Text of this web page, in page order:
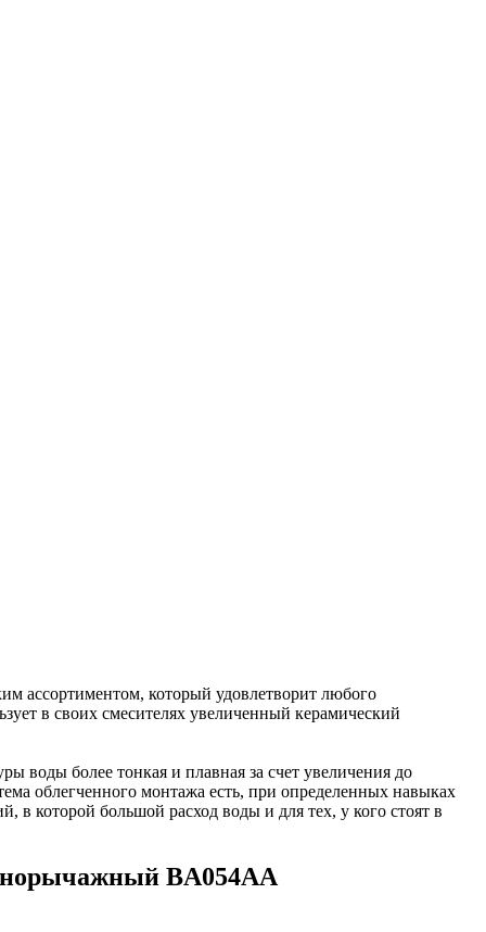
ассортиментом, который удовлетворит любого
в своих смесителях увеличенный керамический
воды более тонкая и плавная за счет увеличения до
облегченного монтажа есть, при определенных навыках
в которой большой расход воды и для тех, у кого стоят в
BA054AA